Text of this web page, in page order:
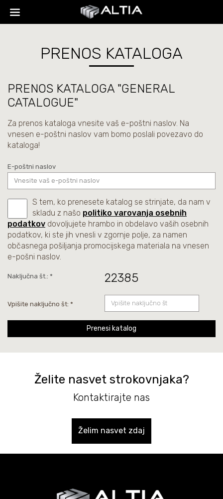
PRENOS KATALOGA
PRENOS KATALOGA "GENERAL
CATALOGUE"
Za prenos kataloga vnesite vaš e-poštni naslov. Na
vnesen e-poštni naslov vam bomo poslali povezavo do
kataloga!
E-poštni naslov
S tem, ko prenesete katalog se strinjate, da nam v
skladu z našo politiko varovanja osebnih
podatkov dovoljujete hrambo in obdelavo vaših osebnih
podatkov, ki ste jih vnesli v zgornje polje, za namen
občasnega pošiljanja promocijskega materiala na vnesen
e-pošni naslov.
Naključna št.: * 22385
Vpišite naključno št: *
Prenesi katalog
Želite nasvet strokovnjaka?
Kontaktirajte nas
Želim nasvet zdaj